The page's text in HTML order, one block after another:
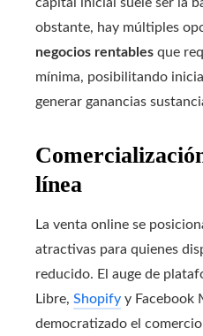
obstante, hay múltiples
negocios rentables que
mínima, posibilitando
generar ganancias
línea
La venta online se
atractivas para quienes
reducido. El auge de
Libre, Shopify y Facebook
democratizado el